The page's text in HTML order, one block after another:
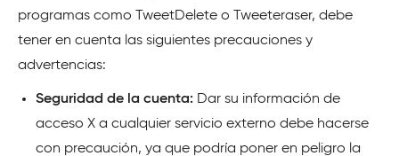
programas como TweetDelete o Tweeteraser, debe
tener en cuenta las siguientes precauciones y
advertencias:
Seguridad de la cuenta: Dar su información de
acceso X a cualquier servicio externo debe hacerse
con precaución, ya que podría poner en peligro la